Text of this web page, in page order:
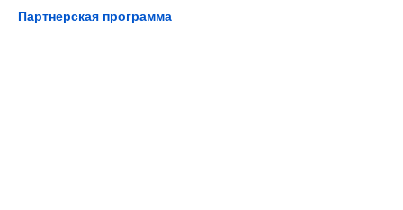
Партнерская программа